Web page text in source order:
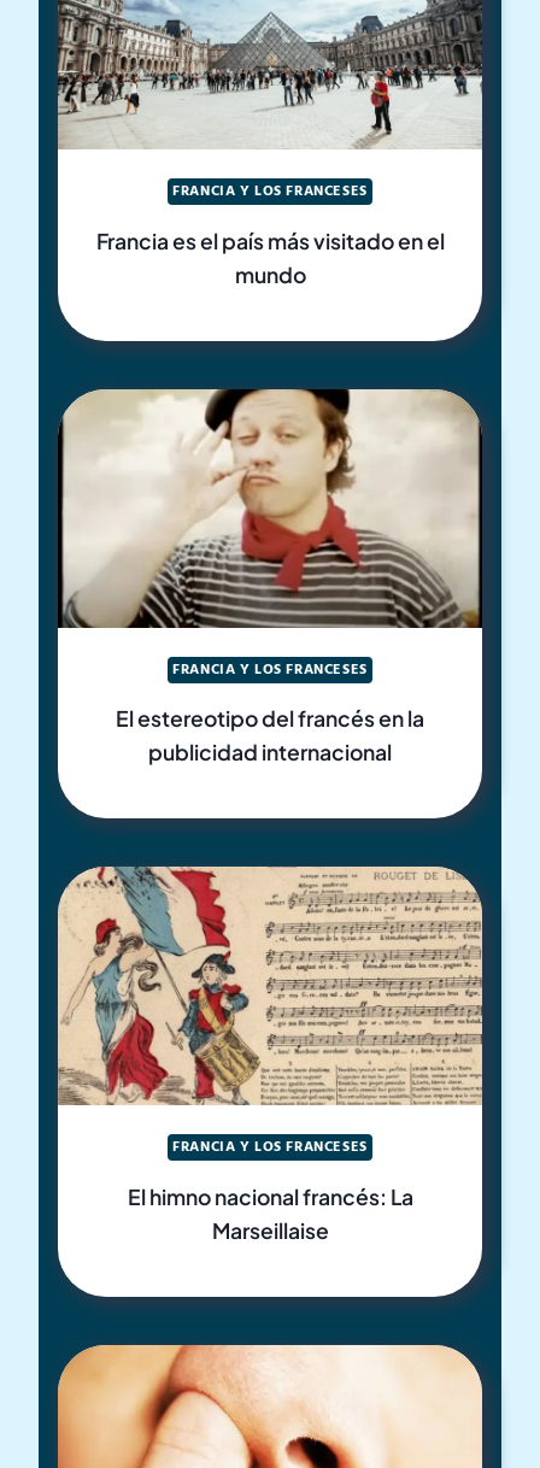
FRANCIA Y LOS FRANCESES
Francia es el país más visitado en el
mundo
FRANCIA Y LOS FRANCESES
El estereotipo del francés en la
publicidad internacional
FRANCIA Y LOS FRANCESES
El himno nacional francés: La
Marseillaise